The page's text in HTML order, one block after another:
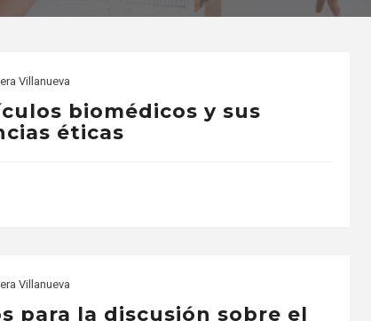
Villanueva
biomédicos y sus
éticas
Villanueva
para la discusión sobre el